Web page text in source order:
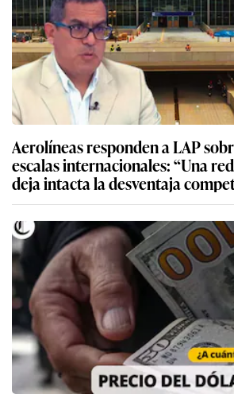
Aerolíneas responden a LAP
escalas internacionales: “Una
deja intacta la desventaja